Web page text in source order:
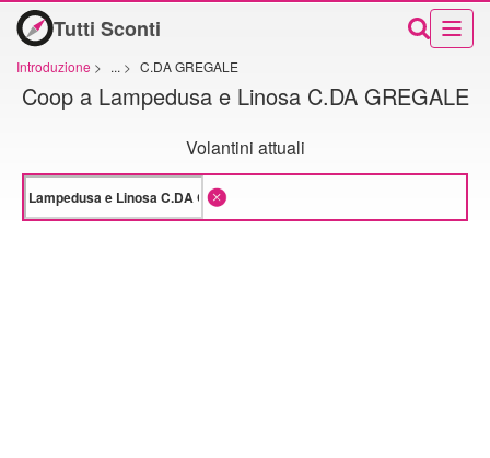
Tutti Sconti
Introduzione > ... > C.DA GREGALE
Coop a Lampedusa e Linosa C.DA GREGALE
Volantini attuali